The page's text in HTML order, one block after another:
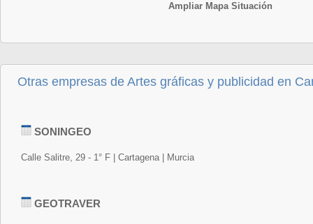
Ampliar Mapa Situación
Otras empresas de Artes gráficas y publicidad en
SONINGEO
Calle Salitre, 29 - 1° F | Cartagena | Murcia
GEOTRAVER